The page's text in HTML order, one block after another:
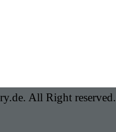
All Right reserved.